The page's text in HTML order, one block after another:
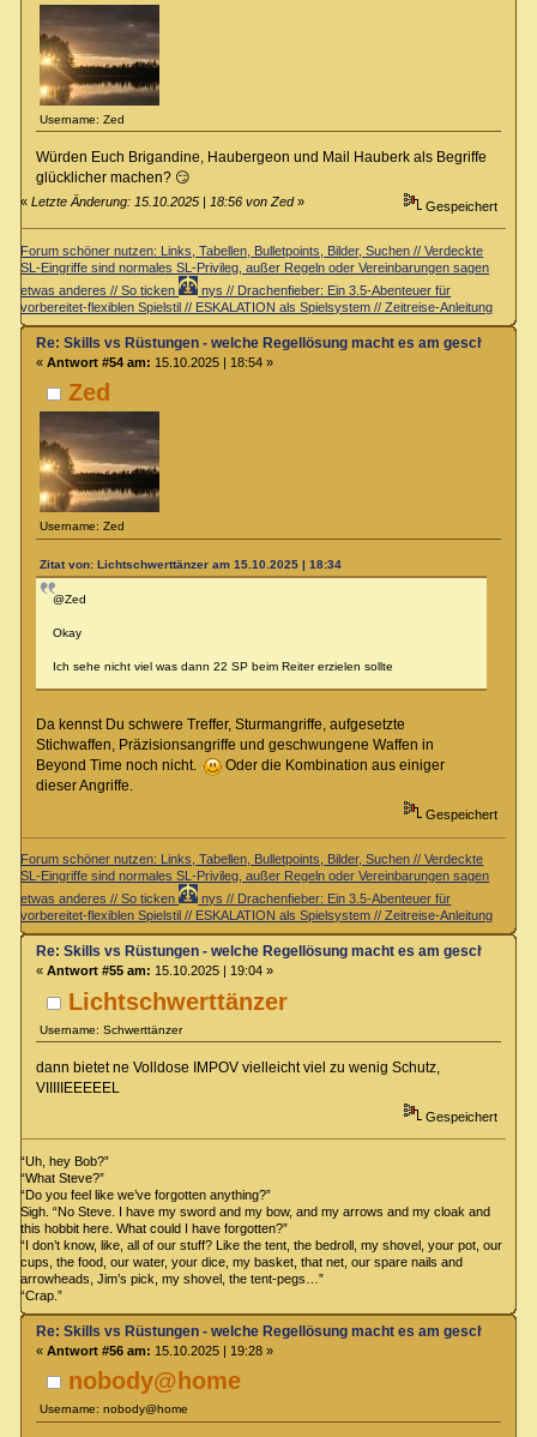
Username: Zed
Würden Euch Brigandine, Haubergeon und Mail Hauberk als Begriffe
glücklicher machen? 😏
«Letzte Änderung: 15.10.2025 | 18:56 von Zed» Gespeichert
Forum schöner nutzen: Links, Tabellen, Bulletpoints, Bilder, Suchen // Verdeckte
SL-Eingriffe sind normales SL-Privileg, außer Regeln oder Vereinbarungen sagen
etwas anderes // So ticken
nys // Drachenfieber: Ein 3.5-Abenteuer für
vorbereitet-flexiblen Spielstil // ESKALATION als Spielsystem // Zeitreise-Anleitung
Zed
Username: Zed
Re: Skills vs Rüstungen - welche Regellösung macht es am
« Antwort #54 am: 15.10.2025 | 18:54 »
Zitat von: Lichtschwerttänzer am 15.10.2025 | 18:34
@Zed
Okay
Ich sehe nicht viel was dann 22 SP beim Reiter erzielen sollte
Da kennst Du schwere Treffer, Sturmangriffe, aufgesetzte
Stichwaffen, Präzisionsangriffe und geschwungene Waffen in
Beyond Time noch nicht.
Oder die Kombination aus einiger
dieser Angriffe.
Gespeichert
Forum schöner nutzen: Links, Tabellen, Bulletpoints, Bilder, Suchen // Verdeckte
SL-Eingriffe sind normales SL-Privileg, außer Regeln oder Vereinbarungen sagen
etwas anderes // So ticken
nys // Drachenfieber: Ein 3.5-Abenteuer für
vorbereitet-flexiblen Spielstil // ESKALATION als Spielsystem // Zeitreise-Anleitung
Lichtschwerttänzer
Username: Schwerttänzer
Re: Skills vs Rüstungen - welche Regellösung macht es am
« Antwort #55 am: 15.10.2025 | 19:04 »
dann bietet ne Volldose IMPOV vielleicht viel zu wenig Schutz,
VIIIIIEEEEEL
Gespeichert
“Uh, hey Bob?”
“What Steve?”
“Do you feel like we’ve forgotten anything?”
Sigh. “No Steve. I have my sword and my bow, and my arrows and my cloak and
this hobbit here. What could I have forgotten?”
“I don’t know, like, all of our stuff? Like the tent, the bedroll, my shovel, your pot, our
cups, the food, our water, your dice, my basket, that net, our spare nails and
arrowheads, Jim’s pick, my shovel, the tent-pegs…”
“Crap.”
nobody@home
Username: nobody@home
Re: Skills vs Rüstungen - welche Regellösung macht es am
« Antwort #56 am: 15.10.2025 | 19:28 »